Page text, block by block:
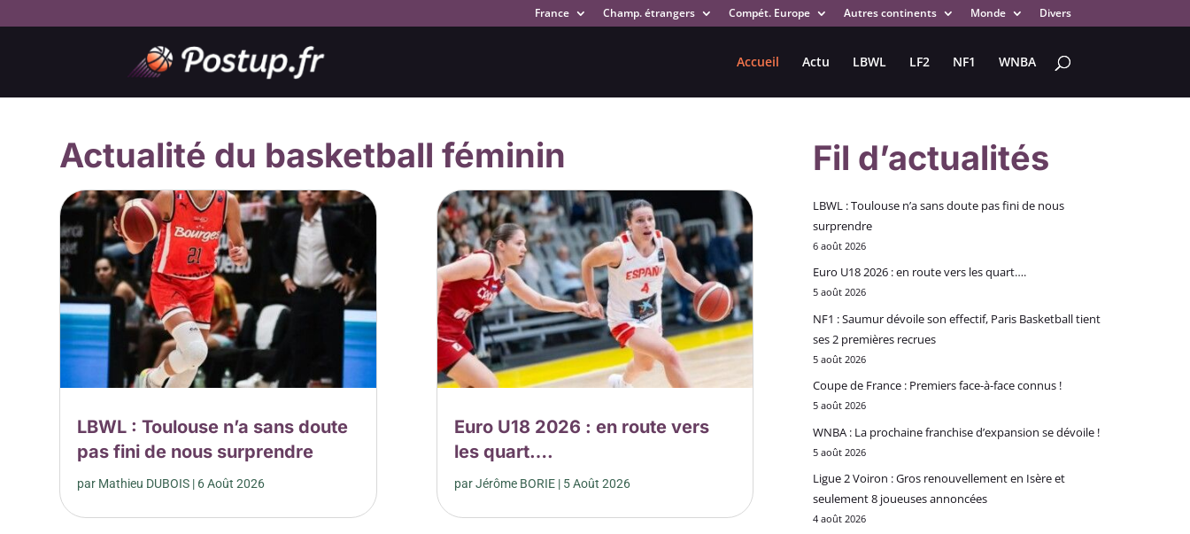
France Champ. étrangers Compét. Europe Autres continents Monde Divers
Accueil Actu LBWL LF2 NF1 WNBA
Actualité du basketball féminin
LBWL : Toulouse n’a sans doute
pas fini de nous surprendre
par Mathieu DUBOIS | 6 Août 2026
Euro U18 2026 : en route vers
les quart….
parJérôme BORIE| 5 Août 2026
Fil d’actualités
LBWL : Toulouse n’a sans doute pas fini de nous
surprendre
6 août 2026
Euro U18 2026 : en route vers les quart….
5 août 2026
NF1 : Saumur dévoile son effectif, Paris Basketball tient
ses 2 premières recrues
5 août 2026
Coupe de France : Premiers face-à-face connus !
5 août 2026
WNBA : La prochaine franchise d’expansion se dévoile !
5 août 2026
Ligue 2 Voiron : Gros renouvellement en Isère et
seulement 8 joueuses annoncées
4 août 2026